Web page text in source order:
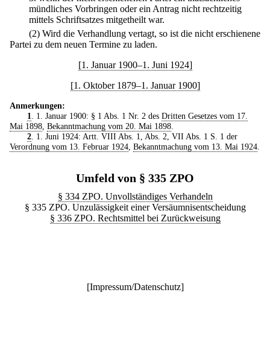
mündliches Vorbringen oder ein Antrag nicht rechtzeitig
mittels Schriftsatzes mitgetheilt war.
(2) Wird die Verhandlung vertagt, so ist die nicht erschienene
Partei zu dem neuen Termine zu laden.
[1. Januar 1900–1. Juni 1924]
[1. Oktober 1879–1. Januar 1900]
Anmerkungen:
1. 1. Januar 1900: § 1 Abs. 1 Nr. 2 des Dritten Gesetzes vom 17.
Mai 1898, Bekanntmachung vom 20. Mai 1898.
2. 1. Juni 1924: Artt. VIII Abs. 1, Abs. 2, VII Abs. 1 S. 1 der
Verordnung vom 13. Februar 1924, Bekanntmachung vom 13. Mai 1924.
Umfeld von § 335 ZPO
§ 334 ZPO. Unvollständiges Verhandeln
§ 335 ZPO. Unzulässigkeit einer Versäumnisentscheidung
§ 336 ZPO. Rechtsmittel bei Zurückweisung
[Impressum/Datenschutz]